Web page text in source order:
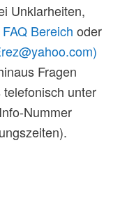
Unklarheiten,
FAQ Bereich oder
Fragen
unter
Nummer